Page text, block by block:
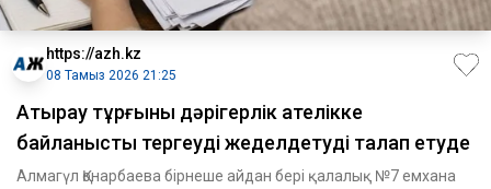
https://azh.kz
08 Тамыз 2026 21:25
Атырау тұрғыны дәрігерлік қателікке
байланысты тергеуді жеделдетуді талап етуде
Алмагүл Қонарбаева бірнеше айдан бері қалалық №7 емхана